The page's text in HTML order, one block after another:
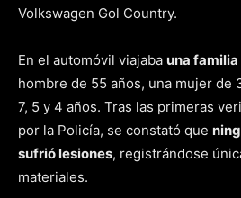
Volkswagen Gol Country.
En el automóvil viajaba una familia
hombre de 55 años, una mujer de
7, 5 y 4 años. Tras las primeras
por la Policía, se constató que
sufrió lesiones, registrándose
materiales.